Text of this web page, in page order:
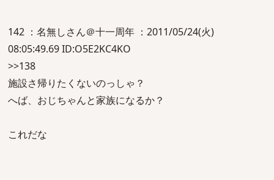
142 ：名無しさん＠十一周年 ：2011/05/24(火)
08:05:49.69 ID:O5E2KC4KO
>>138
施設さ帰りたくないのっしゃ？
へば、おじちゃんと家族になるか？
これだな